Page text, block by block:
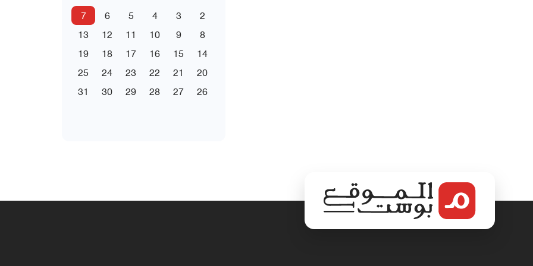
2
3
4
5
6
7
8
9
10
11
12
13
14
15
16
17
18
19
20
21
22
23
24
25
26
27
28
29
30
31